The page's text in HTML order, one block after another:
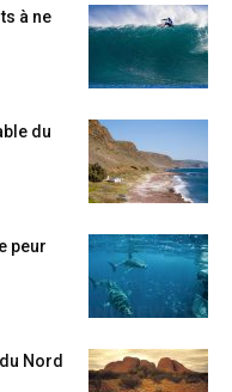
à ne
du
peur
Nord